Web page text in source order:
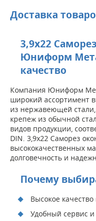
Доставка
3,9х22
Юниформ
качество
Компания Юниформ
широкий ассортимент
из нержавеющей
крепеж из обычной
видов продукции,
DIN. 3,9х22 Саморез
высококачественных
долговечность и
Почему
Высокое
Удобный сервис и